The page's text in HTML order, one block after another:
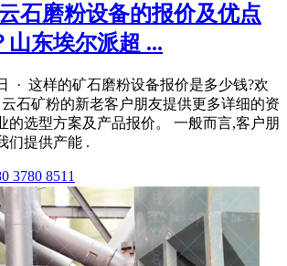
石磨粉设备的报价及优点
山东埃尔派超 ...
· 这样的矿石磨粉设备报价是多少钱?欢
石矿粉的新老客户朋友提供更多详细的资
的选型方案及产品报价。 一般而言,客户朋
们提供产能 .
3780 8511